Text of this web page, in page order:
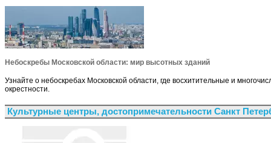
Небоскребы Московской области: мир высотных зданий
Узнайте о небоскребах Московской области, где восхитительные и
окрестности.
Культурные центры, достопримечательности Санкт